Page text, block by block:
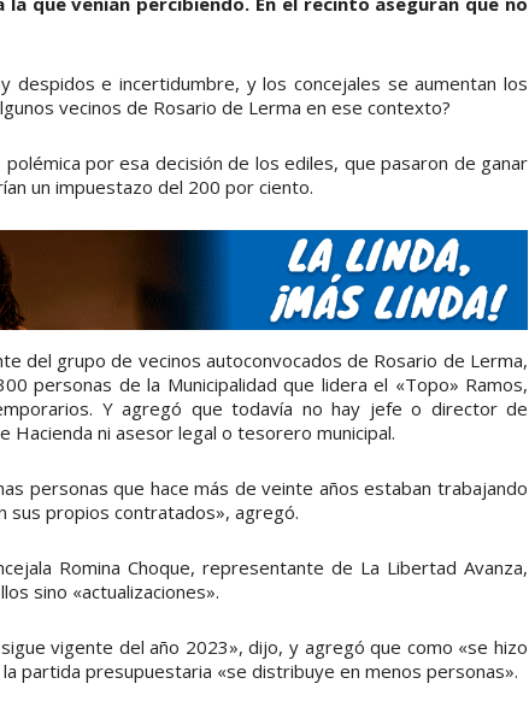
despidos e incertidumbre, y los concejales se aumentan los
vecinos de Rosario de Lerma en ese contexto?
por esa decisión de los ediles, que pasaron de ganar
un impuestazo del 200 por ciento.
del grupo de vecinos autoconvocados de Rosario de Lerma,
personas de la Municipalidad que lidera el «Topo» Ramos,
Y agregó que todavía no hay jefe o director de
ni asesor legal o tesorero municipal.
personas que hace más de veinte años estaban trabajando
sus propios contratados», agregó.
Romina Choque, representante de La Libertad Avanza,
sino «actualizaciones».
vigente del año 2023», dijo, y agregó que como «se hizo
partida presupuestaria «se distribuye en menos personas».